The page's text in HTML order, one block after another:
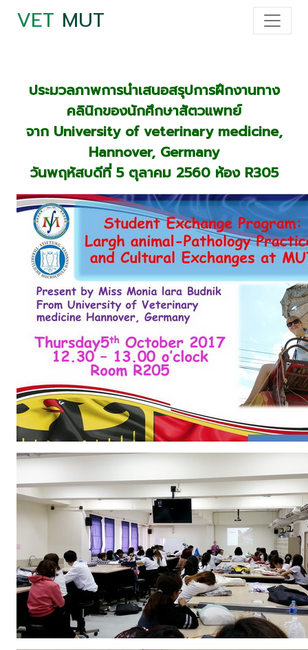
VET MUT
ประมวลภาพการนำเสนอสรุปการฝึกงานทาง
คลินิกของนักศึกษาสัตวแพทย์
จาก University of veterinary medicine,
Hannover, Germany
วันพฤหัสบดีที่ 5 ตุลาคม 2560 ห้อง R305